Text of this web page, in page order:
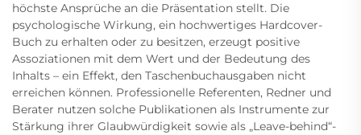
höchste Ansprüche an die Präsentation stellt. Die
psychologische Wirkung, ein hochwertiges Hardcover-
Buch zu erhalten oder zu besitzen, erzeugt positive
Assoziationen mit dem Wert und der Bedeutung des
Inhalts – ein Effekt, den Taschenbuchausgaben nicht
erreichen können. Professionelle Referenten, Redner und
Berater nutzen solche Publikationen als Instrumente zur
Stärkung ihrer Glaubwürdigkeit sowie als „Leave-behind“-